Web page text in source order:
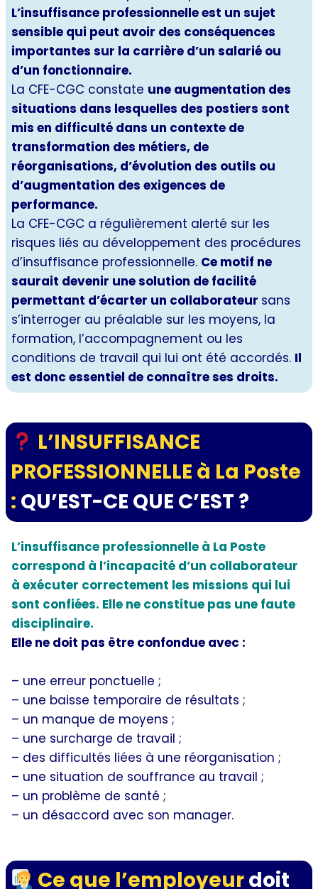
L’insuffisance professionnelle est un sujet
sensible qui peut avoir des conséquences
importantes sur la carrière d’un salarié ou
d’un fonctionnaire.
La CFE-CGC constate une augmentation des
situations dans lesquelles des postiers sont
mis en difficulté dans un contexte de
transformation des métiers, de
réorganisations, d’évolution des outils ou
d’augmentation des exigences de
performance.
La CFE-CGC a régulièrement alerté sur les
risques liés au développement des procédures
d’insuffisance professionnelle. Ce motif ne
saurait devenir une solution de facilité
permettant d’écarter un collaborateur sans
s’interroger au préalable sur les moyens, la
formation, l’accompagnement ou les
conditions de travail qui lui ont été accordés. Il
est donc essentiel de connaître ses droits.
L’INSUFFISANCE
PROFESSIONNELLE à La Poste
: QU’EST-CE QUE C’EST ?
L’insuffisance professionnelle à La Poste
correspond à l’incapacité d’un collaborateur
à exécuter correctement les missions qui lui
sont confiées. Elle ne constitue pas une faute
disciplinaire.
Elle ne doit pas être confondue avec :
– une erreur ponctuelle ;
– une baisse temporaire de résultats ;
– un manque de moyens ;
– une surcharge de travail ;
– des difficultés liées à une réorganisation ;
– une situation de souffrance au travail ;
– un problème de santé ;
– un désaccord avec son manager.
Ce que l’employeurdoit